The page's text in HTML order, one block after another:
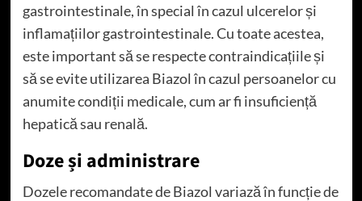
gastrointestinale, în special în cazul ulcerelor și
inflamațiilor gastrointestinale. Cu toate acestea,
este important să se respecte contraindicațiile și
să se evite utilizarea Biazol în cazul persoanelor cu
anumite condiții medicale, cum ar fi insuficiență
hepatică sau renală.
Doze și administrare
Dozele recomandate de Biazol variază în funcție de